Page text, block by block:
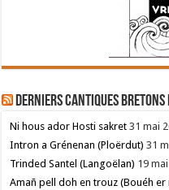
Derniers cantiques bretons
Ni hous ador Hosti sakret 31 mai
Intron a Grénenan (Ploërdut) 31
Trinded Santel (Langoëlan) 19
Amañ pell doh en trouz (Bouéh